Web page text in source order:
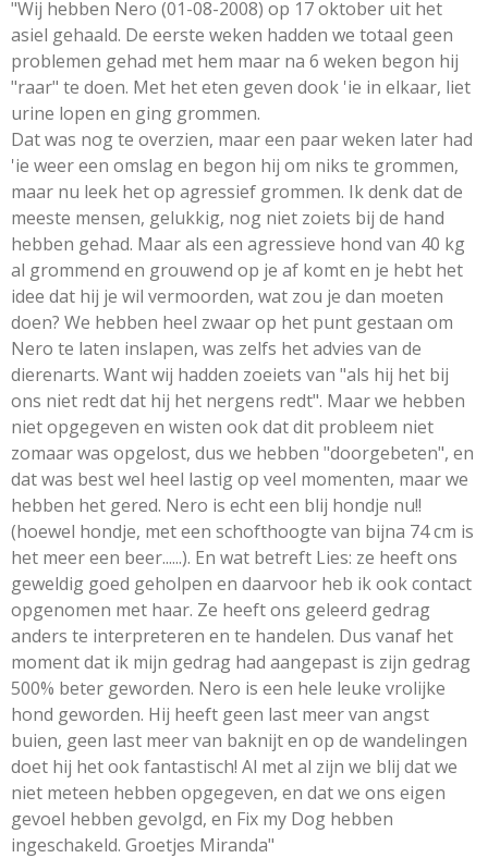
"Wij hebben Nero (01-08-2008) op 17 oktober uit het
asiel gehaald. De eerste weken hadden we totaal geen
problemen gehad met hem maar na 6 weken begon hij
"raar" te doen. Met het eten geven dook 'ie in elkaar, liet
urine lopen en ging grommen.
Dat was nog te overzien, maar een paar weken later had
'ie weer een omslag en begon hij om niks te grommen,
maar nu leek het op agressief grommen. Ik denk dat de
meeste mensen, gelukkig, nog niet zoiets bij de hand
hebben gehad. Maar als een agressieve hond van 40 kg
al grommend en grouwend op je af komt en je hebt het
idee dat hij je wil vermoorden, wat zou je dan moeten
doen? We hebben heel zwaar op het punt gestaan om
Nero te laten inslapen, was zelfs het advies van de
dierenarts. Want wij hadden zoeiets van "als hij het bij
ons niet redt dat hij het nergens redt". Maar we hebben
niet opgegeven en wisten ook dat dit probleem niet
zomaar was opgelost, dus we hebben "doorgebeten", en
dat was best wel heel lastig op veel momenten, maar we
hebben het gered. Nero is echt een blij hondje nu!!
(hoewel hondje, met een schofthoogte van bijna 74 cm is
het meer een beer......). En wat betreft Lies: ze heeft ons
geweldig goed geholpen en daarvoor heb ik ook contact
opgenomen met haar. Ze heeft ons geleerd gedrag
anders te interpreteren en te handelen. Dus vanaf het
moment dat ik mijn gedrag had aangepast is zijn gedrag
500% beter geworden. Nero is een hele leuke vrolijke
hond geworden. Hij heeft geen last meer van angst
buien, geen last meer van baknijt en op de wandelingen
doet hij het ook fantastisch! Al met al zijn we blij dat we
niet meteen hebben opgegeven, en dat we ons eigen
gevoel hebben gevolgd, en Fix my Dog hebben
ingeschakeld. Groetjes Miranda"